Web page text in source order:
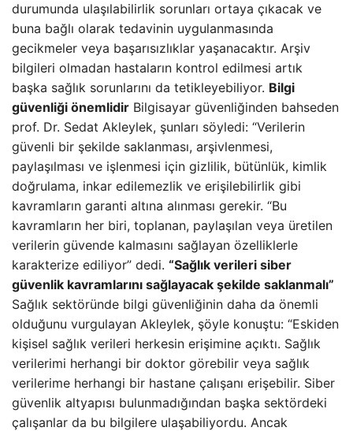
durumunda ulaşılabilirlik sorunları ortaya çıkacak ve
buna bağlı olarak tedavinin uygulanmasında
gecikmeler veya başarısızlıklar yaşanacaktır. Arşiv
bilgileri olmadan hastaların kontrol edilmesi artık
başka sağlık sorunlarını da tetikleyebiliyor. Bilgi
güvenliği önemlidir Bilgisayar güvenliğinden bahseden
prof. Dr. Sedat Akleylek, şunları söyledi: “Verilerin
güvenli bir şekilde saklanması, arşivlenmesi,
paylaşılması ve işlenmesi için gizlilik, bütünlük, kimlik
doğrulama, inkar edilemezlik ve erişilebilirlik gibi
kavramların garanti altına alınması gerekir. “Bu
kavramların her biri, toplanan, paylaşılan veya üretilen
verilerin güvende kalmasını sağlayan özelliklerle
karakterize ediliyor” dedi. “Sağlık verileri siber
güvenlik kavramlarını sağlayacak şekilde saklanmalı”
Sağlık sektöründe bilgi güvenliğinin daha da önemli
olduğunu vurgulayan Akleylek, şöyle konuştu: “Eskiden
kişisel sağlık verileri herkesin erişimine açıktı. Sağlık
verilerimi herhangi bir doktor görebilir veya sağlık
verilerime herhangi bir hastane çalışanı erişebilir. Siber
güvenlik altyapısı bulunmadığından başka sektördeki
çalışanlar da bu bilgilere ulaşabiliyordu. Ancak